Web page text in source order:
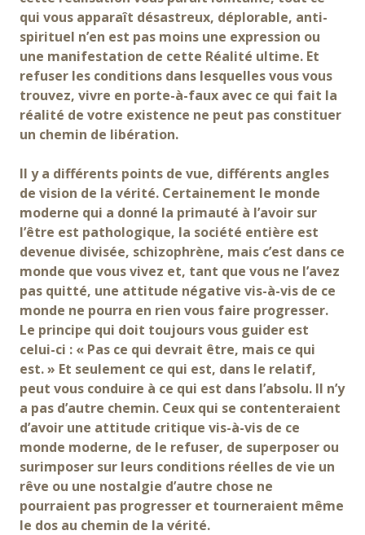
qui vous apparaît désastreux, déplorable, anti-
spirituel n’en est pas moins une expression ou
une manifestation de cette Réalité ultime. Et
refuser les conditions dans lesquelles vous vous
trouvez, vivre en porte-à-faux avec ce qui fait la
réalité de votre existence ne peut pas constituer
un chemin de libération.
Il y a différents points de vue, différents angles
de vision de la vérité. Certainement le monde
moderne qui a donné la primauté à l’avoir sur
l’être est pathologique, la société entière est
devenue divisée, schizophrène, mais c’est dans ce
monde que vous vivez et, tant que vous ne l’avez
pas quitté, une attitude négative vis-à-vis de ce
monde ne pourra en rien vous faire progresser.
Le principe qui doit toujours vous guider est
celui-ci : « Pas ce qui devrait être, mais ce qui
est. » Et seulement ce qui est, dans le relatif,
peut vous conduire à ce qui est dans l’absolu. Il n’y
a pas d’autre chemin. Ceux qui se contenteraient
d’avoir une attitude critique vis-à-vis de ce
monde moderne, de le refuser, de superposer ou
surimposer sur leurs conditions réelles de vie un
rêve ou une nostalgie d’autre chose ne
pourraient pas progresser et tourneraient même
le dos au chemin de la vérité.